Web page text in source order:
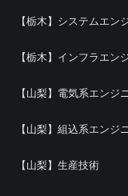
【栃木】システムエン
【栃木】インフラエン
【山梨】電気系エンジ
【山梨】組込系エンジ
【山梨】生産技術